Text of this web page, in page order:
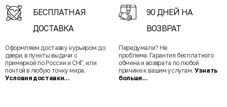
БЕСПЛАТНАЯ
ДОСТАВКА
Оформляем доставку курьером до
двери, в пункты выдачи с
примеркой по России и СНГ, или
почтой в любую точку мира.
Условия доставки...
90 ДНЕЙ НА
ВОЗВРАТ
Передумали? Не
проблема. Гарантия бесплатного
обмена и возврата по любой
причине к вашим услугам. Узнать
больше...